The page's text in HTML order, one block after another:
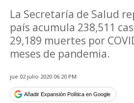
La Secretaría de Salud
país acumula 238,511
29,189 muertes por
meses de pandemia.
jue 02 julio 2020 06:20 PM
Añadir Expansión Política en Google